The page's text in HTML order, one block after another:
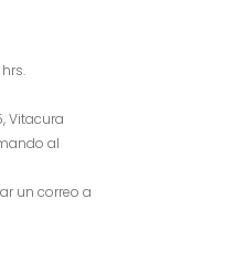
Vitacura
al
un correo a